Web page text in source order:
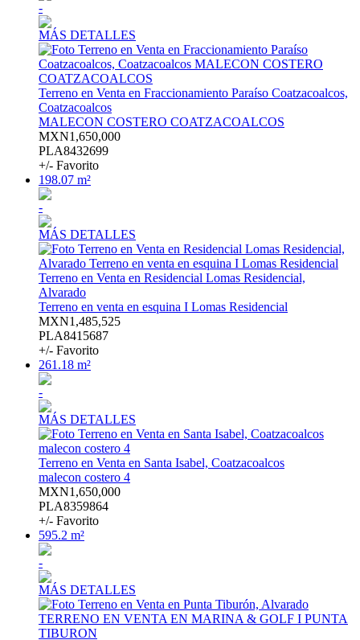
-
MÁS DETALLES
Terreno en Venta en Fraccionamiento Paraíso Coatzacoalcos,
Coatzacoalcos
MALECON COSTERO COATZACOALCOS
MXN1,650,000
PLA8432699
+/- Favorito
198.07 m²
-
MÁS DETALLES
Terreno en Venta en Residencial Lomas Residencial,
Alvarado
Terreno en venta en esquina I Lomas Residencial
MXN1,485,525
PLA8415687
+/- Favorito
261.18 m²
-
MÁS DETALLES
Terreno en Venta en Santa Isabel, Coatzacoalcos
malecon costero 4
MXN1,650,000
PLA8359864
+/- Favorito
595.2 m²
-
MÁS DETALLES